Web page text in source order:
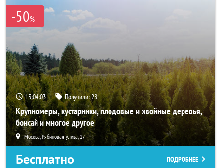
-50%
13:04:01 Получили:28
Крупномеры, кустарники, плодовые и хвойные деревья,
бонсай и многое другое
Москва, Рябиновая улица, 17
Бесплатно ПОДРОБНЕЕ